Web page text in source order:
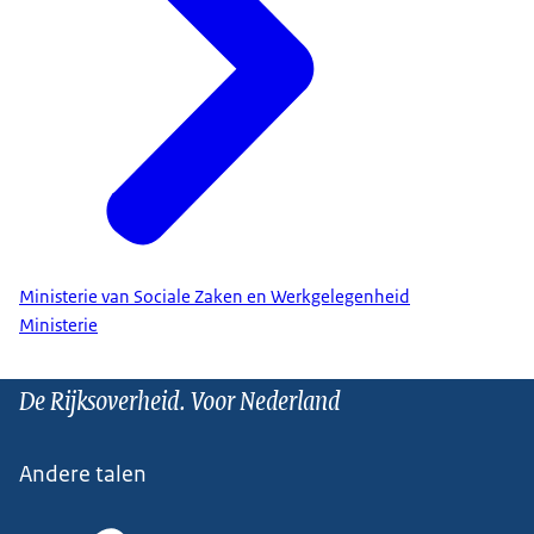
Ministerie van Sociale Zaken en Werkgelegenheid
Ministerie
De Rijksoverheid. Voor Nederland
Andere talen